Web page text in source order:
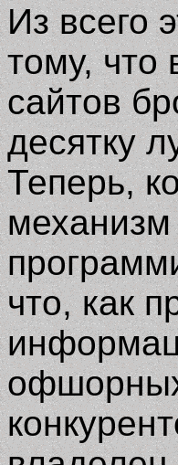
Из всего
тому,
сайтов
десятку
Теперь,
механизм
что, как